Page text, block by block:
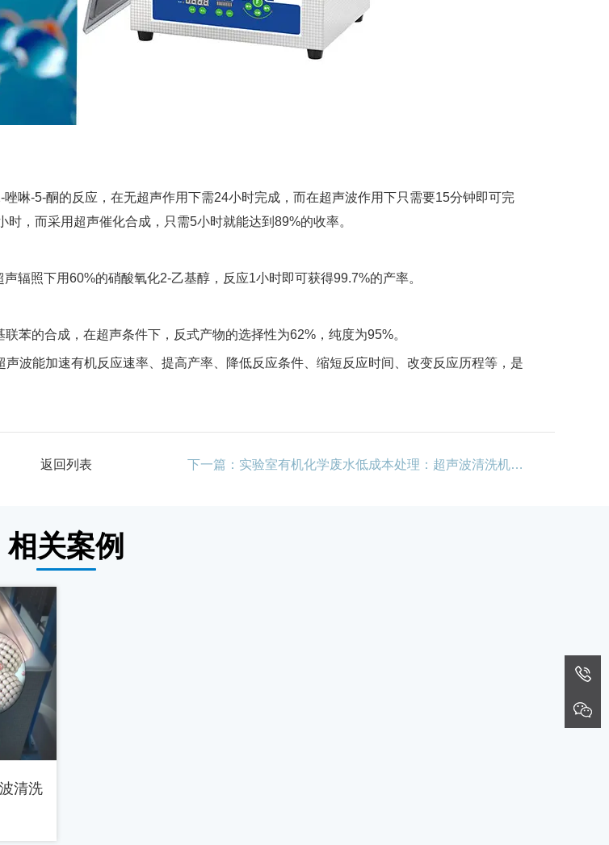
啉-5-酮的反应，在无超声作用下需24小时完成，而在超声波作用下只需要15分钟即可完
，而采用超声催化合成，只需5小时就能达到89%的收率。
照下用60%的硝酸氧化2-乙基醇，反应1小时即可获得99.7%的产率。
苯的合成，在超声条件下，反式产物的选择性为62%，纯度为95%。
波能加速有机反应速率、提高产率、降低反应条件、缩短反应时间、改变反应历程等，是
返回列表 下一篇：实验室有机化学废水低成本处理：超声波清洗机降解
相关案例
清洗